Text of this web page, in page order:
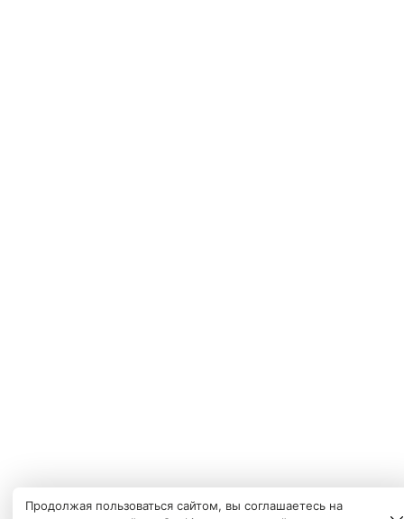
Продолжая пользоваться сайтом, вы соглашаетесь на